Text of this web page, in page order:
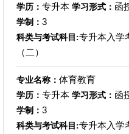
学历： 专升本 学习形式： 函
学制： 3
科类与考试科目:专升本入学
（二）
专业名称： 体育教育
学历： 专升本 学习形式： 函
学制： 3
科类与考试科目:专升本入学